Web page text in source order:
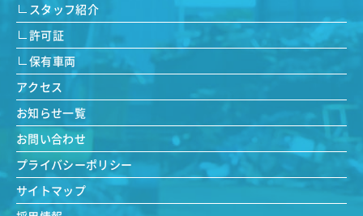
スタッフ紹介
許可証
保有車両
アクセス
お知らせ一覧
お問い合わせ
プライバシーポリシー
サイトマップ